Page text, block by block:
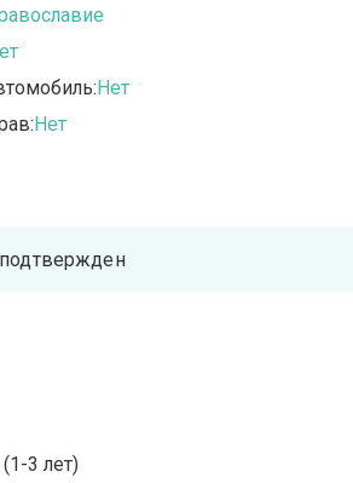
Нет
Нет
3 лет)